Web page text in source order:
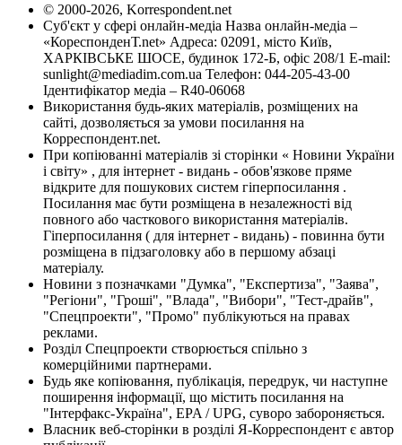
© 2000-2026, Korrespondent.net
Суб'єкт у сфері онлайн-медіа Назва онлайн-медіа –
«КореспонденТ.net» Адреса: 02091, місто Київ,
ХАРКІВСЬКЕ ШОСЕ, будинок 172-Б, офіс 208/1 E-mail:
sunlight@mediadim.com.ua Телефон: 044-205-43-00
Ідентифікатор медіа – R40-06068
Використання будь-яких матеріалів, розміщених на
сайті, дозволяється за умови посилання на
Корреспондент.net.
При копіюванні матеріалів зі сторінки « Новини України
і світу» , для інтернет - видань - обов'язкове пряме
відкрите для пошукових систем гіперпосилання .
Посилання має бути розміщена в незалежності від
повного або часткового використання матеріалів.
Гіперпосилання ( для інтернет - видань) - повинна бути
розміщена в підзаголовку або в першому абзаці
матеріалу.
Новини з позначками "Думка", "Експертиза", "Заява",
"Регіони", "Гроші", "Влада", "Вибори", "Тест-драйв",
"Спецпроекти", "Промо" публікуються на правах
реклами.
Розділ Спецпроекти створюється спільно з
комерційними партнерами.
Будь яке копіювання, публікація, передрук, чи наступне
поширення інформації, що містить посилання на
"Інтерфакс-Україна", EPA / UPG, суворо забороняється.
Власник веб-сторінки в розділі Я-Корреспондент є автор